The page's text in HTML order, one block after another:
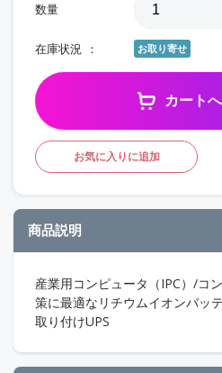
数量
在庫状況 お取り寄せ
カート
お気に入りに追加
商品説明
産業用コンピュータ（IPC）/コ
策に最適なリチウムイオンバッ
取り付けUPS